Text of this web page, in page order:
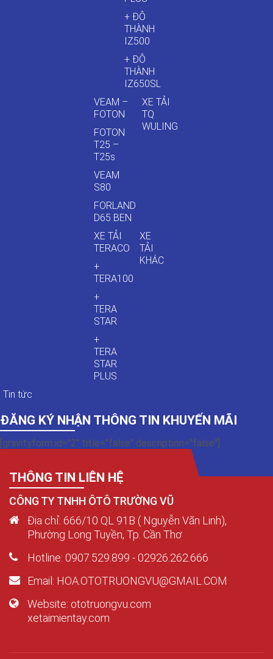
+ ĐÔ
THÀNH
IZ500
+ ĐÔ
THÀNH
IZ650SL
VEAM –
FOTON
FOTON
T25 –
T25s
VEAM
S80
FORLAND
D65 BEN
XE TẢI
TQ
WULING
XE TẢI
TERACO
+
TERA100
+
TERA
STAR
+
TERA
STAR
PLUS
XE
TẢI
KHÁC
Tin tức
ĐĂNG KÝ NHẬN THÔNG TIN KHUYẾN MÃI
[gravityform id="2" title="false" description="false"]
THÔNG TIN LIÊN HỆ
CÔNG TY TNHH ÔTÔ TRƯỜNG VŨ
Địa chỉ: 666/10 QL 91B ( Nguyễn Văn Linh),
Phường Long Tuyền, Tp. Cần Thơ
Hotline: 0907.529.899 - 02926.262.666
Email: HOA.OTOTRUONGVU@GMAIL.COM
Website: ototruongvu.com
xetaimientay.com